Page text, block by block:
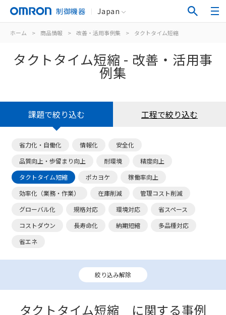
制御機器 Japan
ホーム > 商品情報 > 改善・活用事例集 > タクトタイム短縮
タクトタイム短縮 - 改善・活用事
例集
課題で絞り込む 工程で絞り込む
省力化・自働化 情報化
安全化
品質向上・歩留まり向上
耐環境
精度向上
タクトタイム短縮
ポカヨケ
稼働率向上
効率化（業務・作業）
在庫削減
管理コスト削減
グローバル化
規格対応 環境対応
省スペース
コストダウン
長寿命化 納期短縮
多品種対応
省エネ
絞り込み解除
タクトタイム短縮 に関する事例